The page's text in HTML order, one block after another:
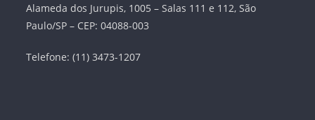
Alameda dos Jurupis, 1005 – Salas 111 e 112, São
Paulo/SP – CEP: 04088-003
Telefone: (11) 3473-1207